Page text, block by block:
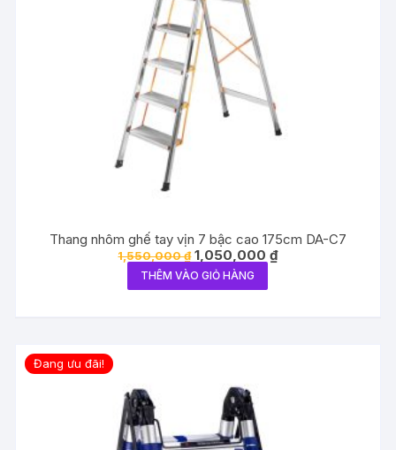
Thang nhôm ghế tay vịn 7 bậc cao 175cm DA-C7
1,550,000₫ Giá
gốc
là:
1,550,000 ₫.
1,050,000₫Giá
hiện
THÊM VÀO GIỎ HÀNG
Đang ưu đãi!